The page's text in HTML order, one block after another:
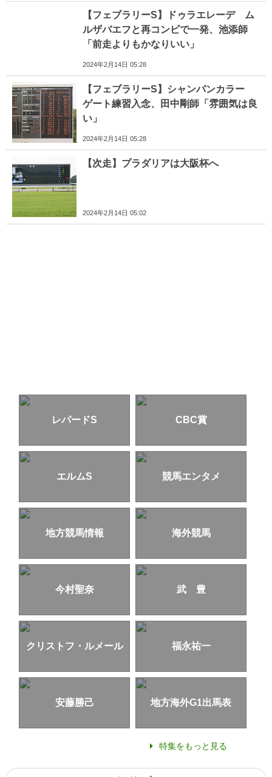
【フェブラリーS】ドゥラエレーデ ム
ルザバエフと再コンビで一発、池添師
「前走よりもかなりいい」
2024年2月14日 05:28
【フェブラリーS】シャンパンカラー
ゲート練習入念、田中剛師「雰囲気は良
い」
2024年2月14日 05:28
【次走】プラダリアは大阪杯へ
2024年2月14日 05:02
レパードS CBC賞
エルムS 競馬エンタメ
地方競馬情報 海外競馬
今村聖奈 武 豊
クリストフ・ルメール 福永祐一
安藤勝己 地方海外G1出馬表
特集をもっと見る